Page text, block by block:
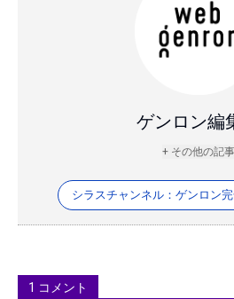
ゲンロン編
+ その他の記事
シラスチャンネル：ゲンロン
1 コメント